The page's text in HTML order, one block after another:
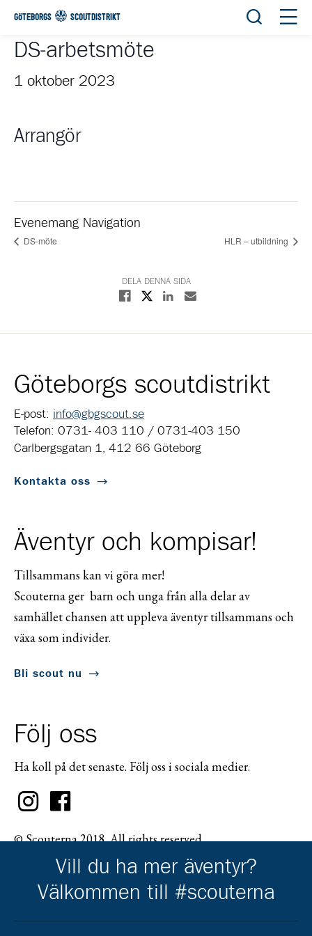
GÖTEBORGS SCOUTDISTRIKT Öppna
DS-arbetsmöte
1 oktober 2023
Arrangör
Evenemang Navigation
DS-möte HLR – utbildning
DELA DENNA SIDA
Dela på Facebook
Dela på XDela på Linkedin
Dela med E-post
Göteborgs scoutdistrikt
E-post: info@gbgscout.se
Telefon: 0731- 403 110 / 0731-403 150
Carlbergsgatan 1, 412 66 Göteborg
Kontakta oss
Äventyr och kompisar!
Tillsammans kan vi göra mer!
Scouterna ger barn och unga från alla delar av
samhället chansen att uppleva äventyr tillsammans och
växa som individer.
Bli scout nu
Följ oss
Ha koll på det senaste. Följ oss i sociala medier.
© Scouterna 2018. All rights reserved.
Vill du ha mer äventyr?
Välkommen till #scouterna